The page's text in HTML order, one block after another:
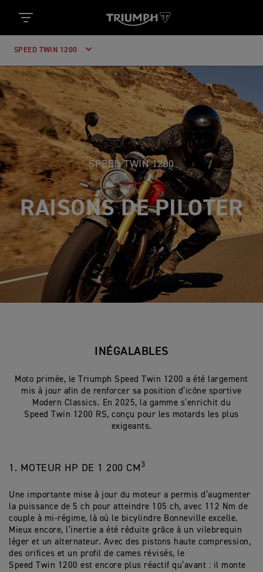
SPEED TWIN 1200
SPEED TWIN 1200
RAISONS DE PILOTER
INÉGALABLES
Moto primée, le Triumph Speed Twin 1200 a été largement
mis à jour afin de renforcer sa position d’icône sportive
Modern Classics. En 2025, la gamme s’enrichit du
Speed Twin 1200 RS, conçu pour les motards les plus
exigeants.
1. MOTEUR HP DE 1 200 CM 3
Une importante mise à jour du moteur a permis d’augmenter
la puissance de 5 ch pour atteindre 105 ch, avec 112 Nm de
couple à mi-régime, là où le bicylindre Bonneville excelle.
Mieux encore, l’inertie a été réduite grâce à un vilebrequin
léger et un alternateur. Avec des pistons haute compression,
des orifices et un profil de cames révisés, le
Speed Twin 1200 est encore plus réactif qu’avant : il monte